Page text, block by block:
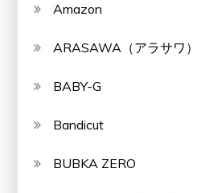
Amazon
ARASAWA（アラサワ）
BABY-G
Bandicut
BUBKA ZERO